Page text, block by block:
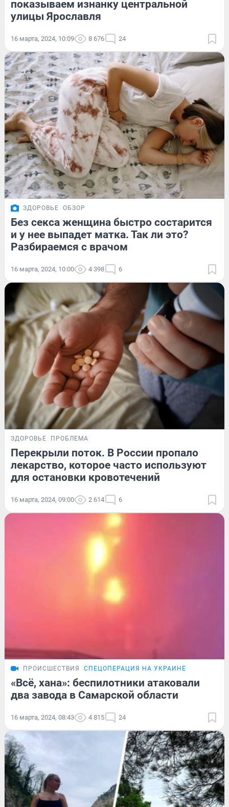
показываем изнанку центральной
улицы Ярославля
16 марта, 2024, 10:09 8 676 24
ЗДОРОВЬЕ ОБЗОР
Без секса женщина быстро состарится
и у нее выпадет матка. Так ли это?
Разбираемся с врачом
16 марта, 2024, 10:00 4 398 6
ЗДОРОВЬЕ ПРОБЛЕМА
Перекрыли поток. В России пропало
лекарство, которое часто используют
для остановки кровотечений
16 марта, 2024, 09:00 2 614 6
ПРОИСШЕСТВИЯ СПЕЦОПЕРАЦИЯ НА УКРАИНЕ
«Всё, хана»: беспилотники атаковали
два завода в Самарской области
16 марта, 2024, 08:43 4 815 24